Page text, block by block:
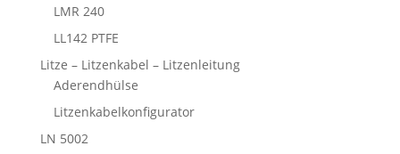
LMR 240
LL142 PTFE
Litze – Litzenkabel – Litzenleitung
Aderendhülse
Litzenkabelkonfigurator
LN 5002